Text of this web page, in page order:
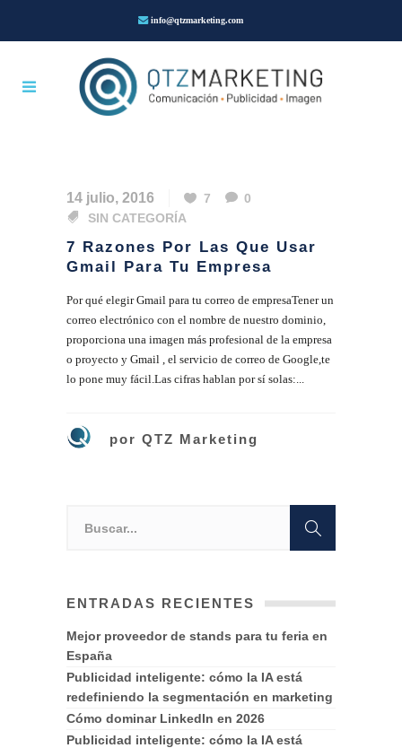
info@qtzmarketing.com
14 julio, 2016 7
0
SIN CATEGORÍA
7 Razones Por Las Que Usar
Gmail Para Tu Empresa
Por qué elegir Gmail para tu correo de empresaTener un
correo electrónico con el nombre de nuestro dominio,
proporciona una imagen más profesional de la empresa
o proyecto y Gmail , el servicio de correo de Google,te
lo pone muy fácil.Las cifras hablan por sí solas:...
por QTZ Marketing
ENTRADAS RECIENTES
Mejor proveedor de stands para tu feria en
España
Publicidad inteligente: cómo la IA está
redefiniendo la segmentación en marketing
Cómo dominar LinkedIn en 2026
Publicidad inteligente: cómo la IA está